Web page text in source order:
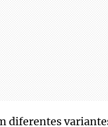
diferentes